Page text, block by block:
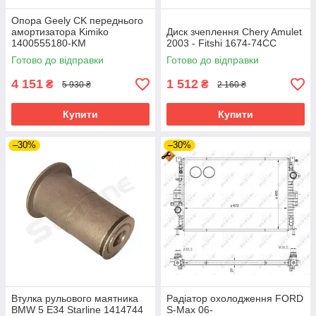
Опора Geely CK переднього
амортизатора Kimiko
1400555180-KM
Готово до відправки
4 151 ₴ 5 930 ₴
Купити
Диск зчеплення Chery Amulet
2003 - Fitshi 1674-74CC
Готово до відправки
1 512 ₴ 2 160 ₴
Купити
–30%
Втулка рульового маятника
BMW 5 E34 Starline 1414744
–30%
Радіатор охолодження FORD
S-Max 06-